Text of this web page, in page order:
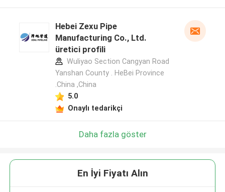
Hebei Zexu Pipe
Manufacturing Co., Ltd.
üretici profili
Wuliyao Section Cangyan Road
Yanshan County . HeBei Province
.China ,China
5.0
Onaylı tedarikçi
Daha fazla göster
En İyi Fiyatı Alın